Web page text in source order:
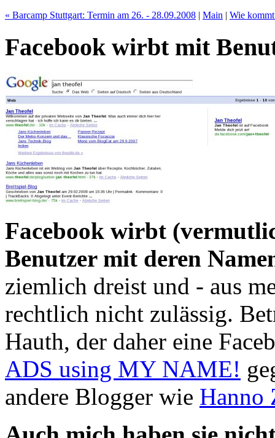
« Barcamp Stuttgart: Termin am 26. - 28.09.2008 | Main | Wie
Facebook wirbt mit
Facebook wirbt
Benutzer mit deren
ziemlich dreist und - aus
rechtlich nicht zulässig.
Hauth, der daher eine
ADS using MY NAME!
andere Blogger wie Hanno